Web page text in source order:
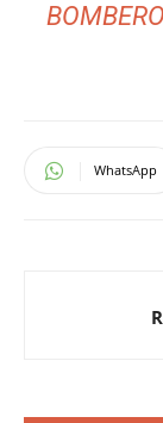
WhatsApp